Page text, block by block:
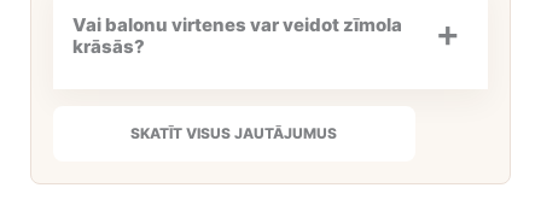
Vai balonu virtenes var veidot zīmola
krāsās?
SKATĪT VISUS JAUTĀJUMUS